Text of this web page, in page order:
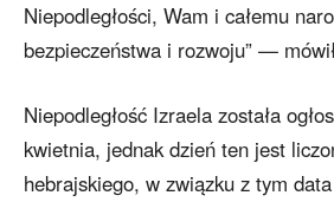
Niepodległości, Wam i całemu
bezpieczeństwa i rozwoju” —
Niepodległość Izraela została
kwietnia, jednak dzień ten jest
hebrajskiego, w związku z tym